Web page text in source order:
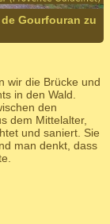
Gourfouran zu
wir die Brücke und
in den Wald.
den
dem Mittelalter,
und saniert. Sie
man denkt, dass